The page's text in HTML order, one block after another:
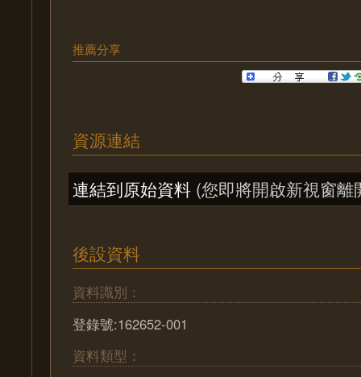
推薦分享
資源連結
連結到原始資料 (您即將開啟新視窗離
後設資料
資料識別：
登錄號:162652-001
資料類型：